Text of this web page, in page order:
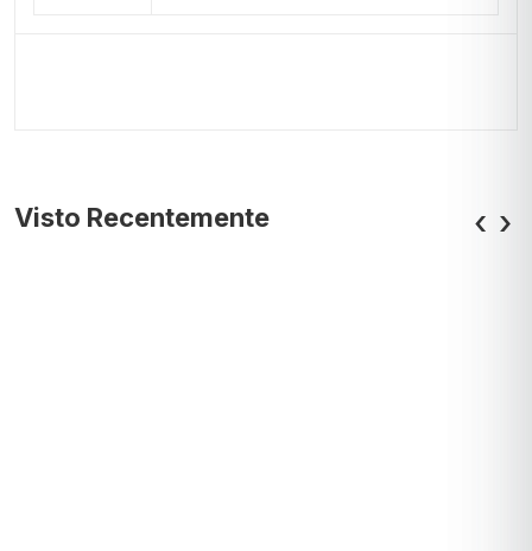
Visto Recentemente ‹ ›